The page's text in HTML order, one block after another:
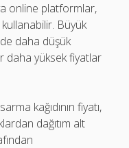
online platformlar,
Büyük
daha düşük
daha yüksek fiyatlar
kağıdının fiyatı,
dağıtım alt